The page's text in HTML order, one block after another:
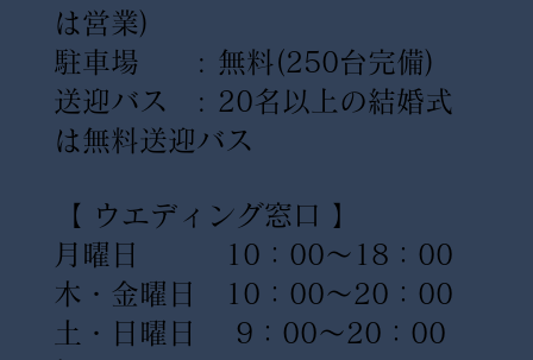
は営業)
駐車場 : 無料(250台完備)
送迎バス : 20名以上の結婚式
は無料送迎バス
【 ウエディング窓口 】
月曜日 10：00〜18：00
木・金曜日 10：00〜20：00
土・日曜日 9：00〜20：00